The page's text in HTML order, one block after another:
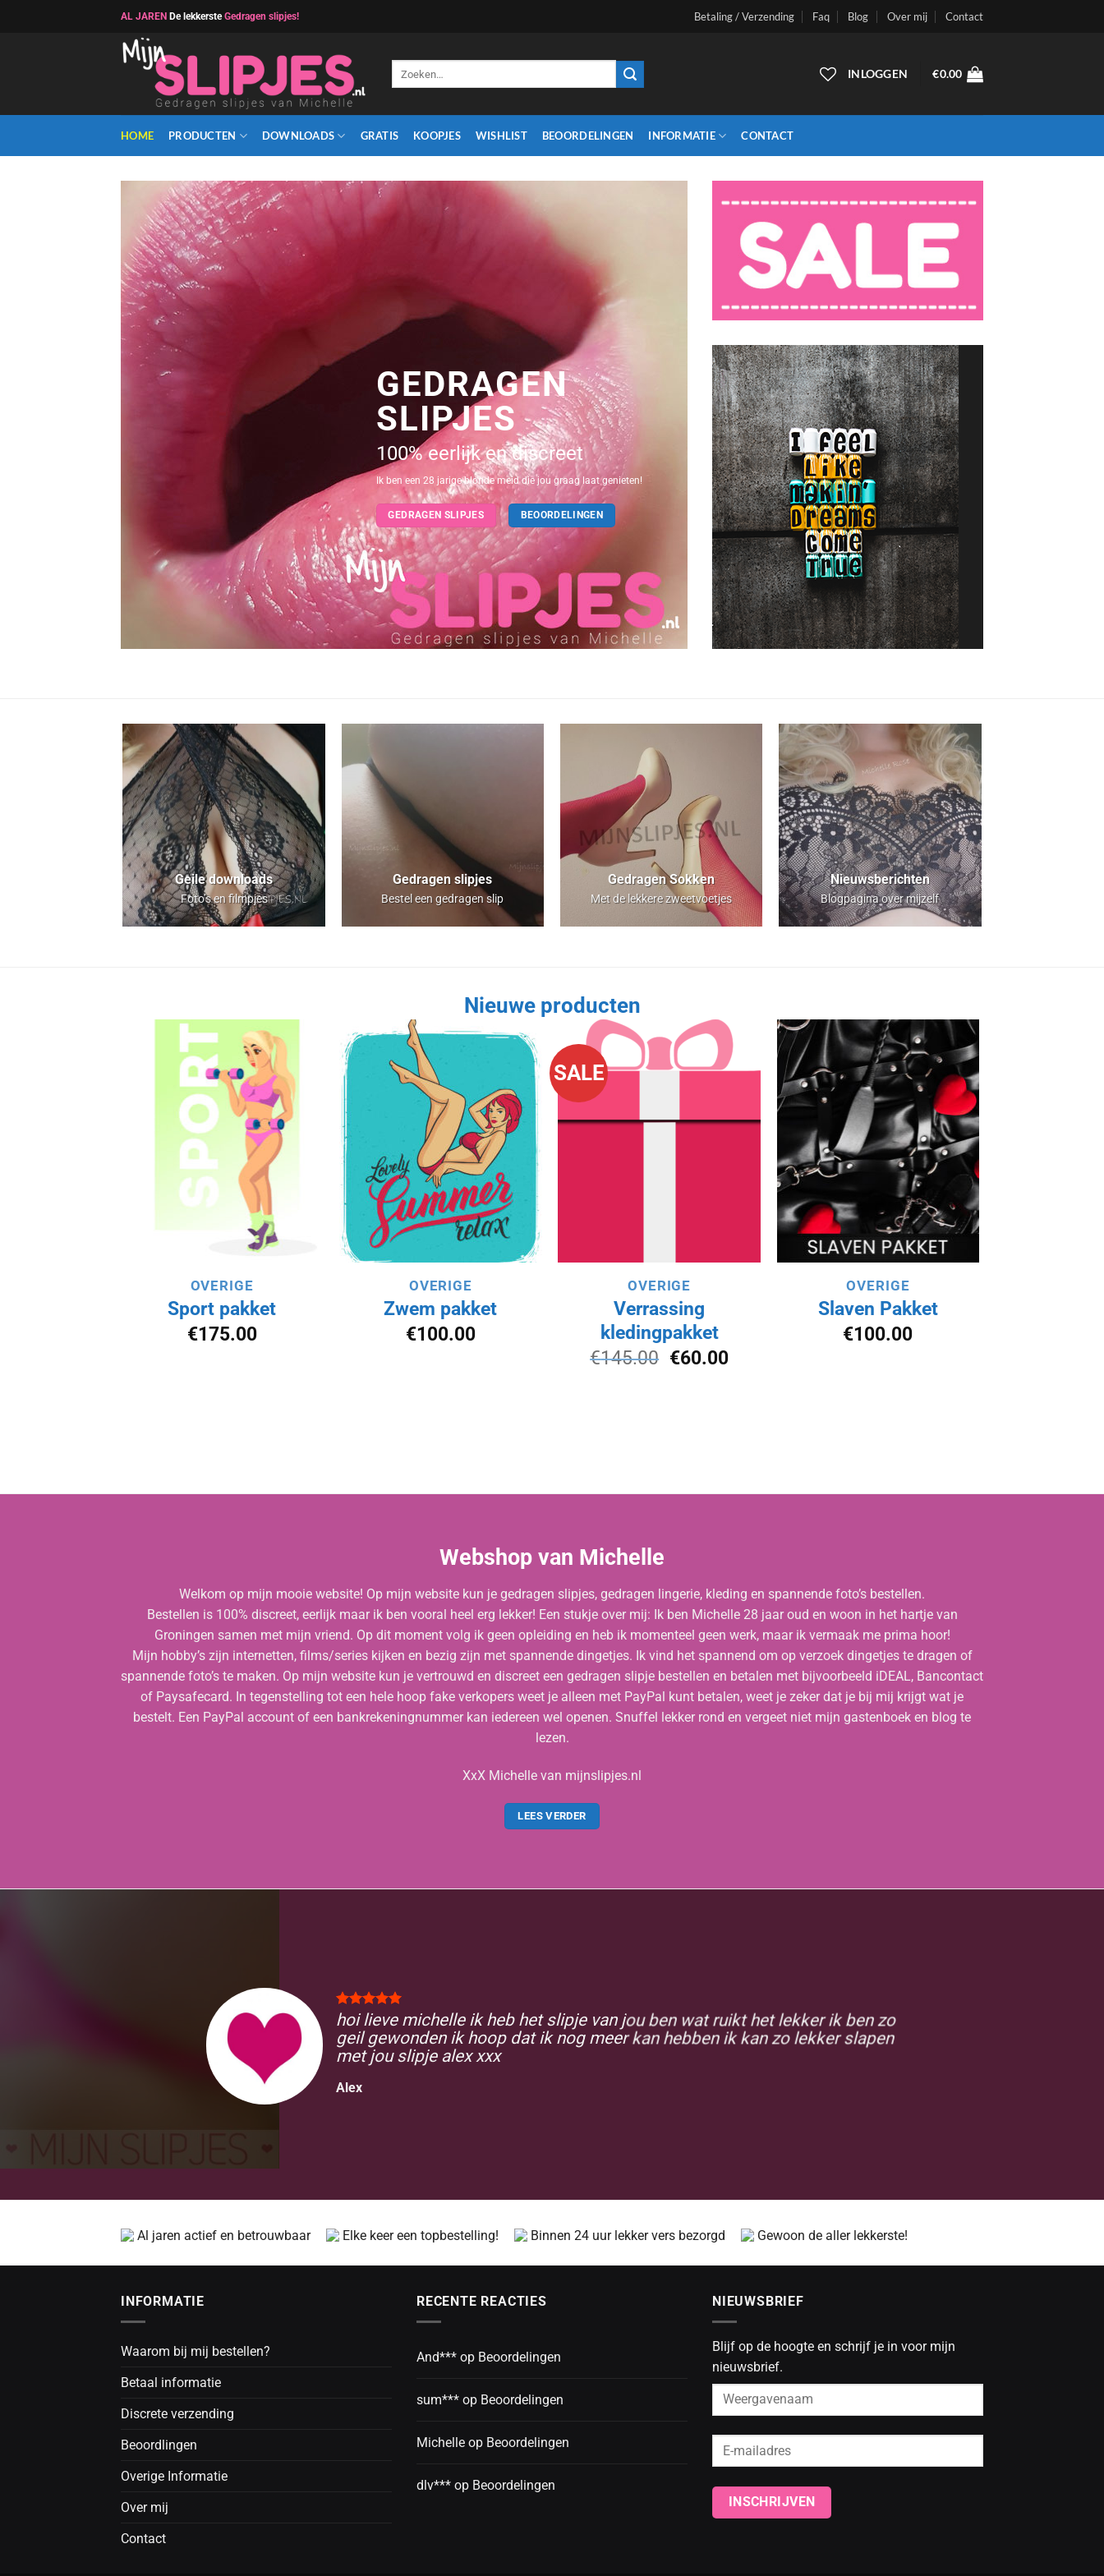
AL JAREN De lekkersteGedragen slipjes! Betaling / Verzending Faq Blog Over mij Contact
INLOGGEN €0.00
HOME PRODUCTEN DOWNLOADS GRATIS KOOPJES WISHLIST BEOORDELINGEN INFORMATIE CONTACT
GEDRAGEN
SLIPJES
100% eerlijk en discreet
Ik ben een 28 jarige blonde meid die jou graag laat genieten!
GEDRAGEN SLIPJES BEOORDELINGEN
Geile downloads
Foto’s en filmpjes
Gedragen slipjes
Bestel een gedragen slip
Gedragen Sokken
Met de lekkere zweetvoetjes
Nieuwsberichten
Blogpagina over mijzelf
Nieuwe producten
Aan
verlanglijst
toevoegen
OVERIGE
Sport pakket
€175.00
Aan
verlanglijst
toevoegen
OVERIGE
Zwem pakket
€100.00
SALE
toevoegen
OVERIGE
Verrassing
kledingpakket
€145.00 Oorspronkelijke
€60.00Huidige
Aan
verlanglijst
toevoegen
OVERIGE
Slaven Pakket
€100.00
Webshop van Michelle
Welkom op mijn mooie website! Op mijn website kun je gedragen slipjes, gedragen lingerie, kleding en spannende foto’s bestellen.
Bestellen is 100% discreet, eerlijk maar ik ben vooral heel erg lekker! Een stukje over mij: Ik ben Michelle 28 jaar oud en woon in het hartje van
Groningen samen met mijn vriend. Op dit moment volg ik geen opleiding en heb ik momenteel geen werk, maar ik vermaak me prima hoor!
Mijn hobby’s zijn internetten, films/series kijken en bezig zijn met spannende dingetjes. Ik vind het spannend om op verzoek dingetjes te dragen of
spannende foto’s te maken. Op mijn website kun je vertrouwd en discreet een gedragen slipje bestellen en betalen met bijvoorbeeld iDEAL, Bancontact
of Paysafecard. In tegenstelling tot een hele hoop fake verkopers weet je alleen met PayPal kunt betalen, weet je zeker dat je bij mij krijgt wat je
bestelt. Een PayPal account of een bankrekeningnummer kan iedereen wel openen. Snuffel lekker rond en vergeet niet mijn gastenboek en blog te
lezen.
XxX Michelle van mijnslipjes.nl
LEES VERDER
hoi lieve michelle ik heb het slipje van jou ben wat ruikt het lekker ik ben zo
geil gewonden ik hoop dat ik nog meer kan hebben ik kan zo lekker slapen
met jou slipje alex xxx
Alex
Al jaren actief en betrouwbaar Elke keer een topbestelling! Binnen 24 uur lekker vers bezorgd Gewoon de aller lekkerste!
INFORMATIE
Waarom bij mij bestellen?
Betaal informatie
Discrete verzending
Beoordlingen
Overige Informatie
Over mij
Contact
RECENTE REACTIES
And*** op Beoordelingen
sum*** op Beoordelingen
Michelle op Beoordelingen
dlv*** op Beoordelingen
NIEUWSBRIEF
Blijf op de hoogte en schrijf je in voor mijn
nieuwsbrief.